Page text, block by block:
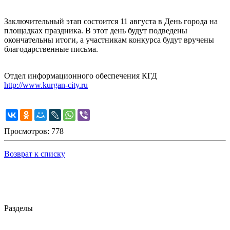
Заключительный этап состоится 11 августа в День города на
площадках праздника. В этот день будут подведены
окончательны итоги, а участникам конкурса будут вручены
благодарственные письма.
Отдел информационного обеспечения КГД
http://www.kurgan-city.ru
Просмотров: 778
Возврат к списку
Разделы